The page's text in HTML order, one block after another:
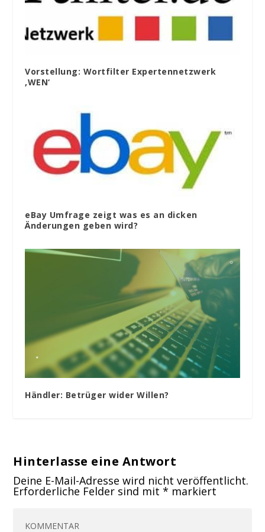
Vorstellung: Wortfilter Expertennetzwerk
‚WEN‘
eBay Umfrage zeigt was es an dicken
Änderungen geben wird?
Händler: Betrüger wider Willen?
Hinterlasse eine Antwort
Deine E-Mail-Adresse wird nicht veröffentlicht.
Erforderliche Felder sind mit* markiert